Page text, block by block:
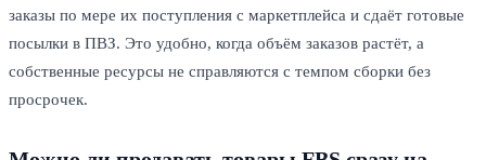
заказы по мере их поступления с маркетплейса и сдаёт готовые
посылки в ПВЗ. Это удобно, когда объём заказов растёт, а
собственные ресурсы не справляются с темпом сборки без
просрочек.